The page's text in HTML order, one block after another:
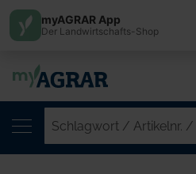
myAGRAR App
Der Landwirtschafts-Shop